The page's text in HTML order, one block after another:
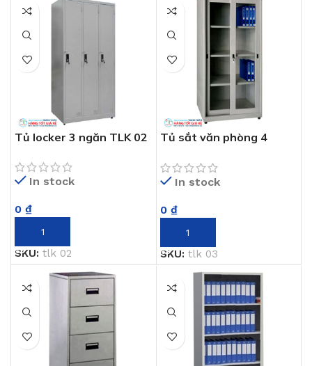
Tủ locker 3 ngăn TLK 02
In stock
0 ₫
THÊM VÀO GIỎ HÀNG
SKU: tlk 02
Tủ sắt văn phòng 4
In stock
0 ₫
THÊM VÀO GIỎ HÀNG
SKU: tlk 03